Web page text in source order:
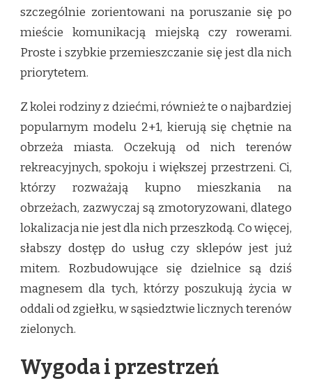
szczególnie zorientowani na poruszanie się po
mieście komunikacją miejską czy rowerami.
Proste i szybkie przemieszczanie się jest dla nich
priorytetem.
Z kolei rodziny z dziećmi, również te o najbardziej
popularnym modelu 2+1, kierują się chętnie na
obrzeża miasta. Oczekują od nich terenów
rekreacyjnych, spokoju i większej przestrzeni. Ci,
którzy rozważają kupno mieszkania na
obrzeżach, zazwyczaj są zmotoryzowani, dlatego
lokalizacja nie jest dla nich przeszkodą. Co więcej,
słabszy dostęp do usług czy sklepów jest już
mitem. Rozbudowujące się dzielnice są dziś
magnesem dla tych, którzy poszukują życia w
oddali od zgiełku, w sąsiedztwie licznych terenów
zielonych.
Wygoda i przestrzeń